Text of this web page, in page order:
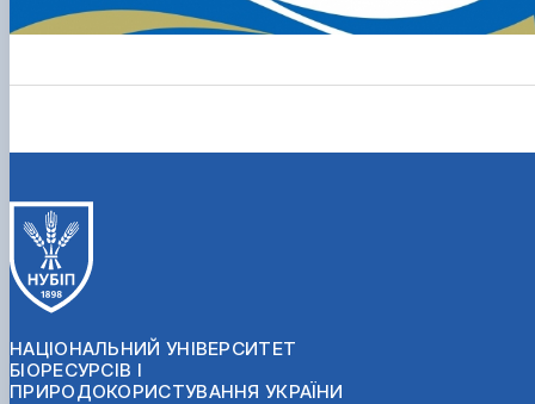
НАЦІОНАЛЬНИЙ УНІВЕРСИТЕТ
БІОРЕСУРСІВ І
ПРИРОДОКОРИСТУВАННЯ УКРАЇНИ